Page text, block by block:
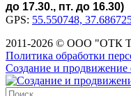
до 17.30., пт. до 16.30)
GPS: 55.550748,
2011-2026 © ООО "ОТК
Политика обработки
Создание и продвижение